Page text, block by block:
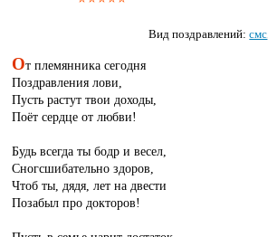
Вид поздравлений:смс
От племянника сегодня
Поздравления лови,
Пусть растут твои доходы,
Поёт сердце от любви!
Будь всегда ты бодр и весел,
Сногсшибательно здоров,
Чтоб ты, дядя, лет на двести
Позабыл про докторов!